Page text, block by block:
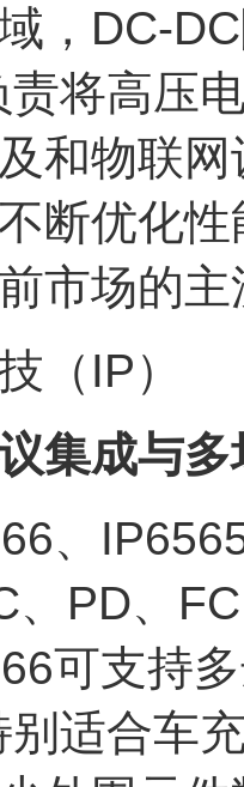
，DC-
责将高压
和物联
断优化
市场的
（IP）
集成与
、
、PD、
可支持
别适合车